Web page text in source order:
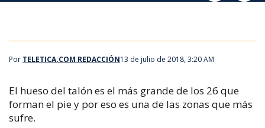
Por TELETICA.COM REDACCIÓN13 de julio de 2018, 3:20 AM
El hueso del talón es el más grande de los 26 que
forman el pie y por eso es una de las zonas que más
sufre.